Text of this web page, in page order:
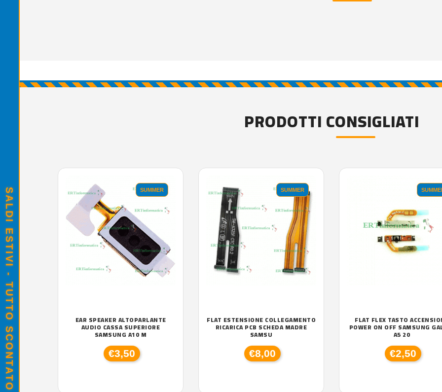
PRODOTTI CONSIGLIATI
SUMMER
EAR SPEAKER ALTOPARLANTE
AUDIO CASSA SUPERIORE
SAMSUNG A10 M
€3,50
SUMMER
FLAT ESTENSIONE COLLEGAMENTO
RICARICA PCB SCHEDA MADRE
SAMSU
€8,00
FLAT FLEX TASTO
POWER ON OFF SAMSUNG
A5 20
€2,50
SALDI ESTIVI - TUTTO SCONTATO